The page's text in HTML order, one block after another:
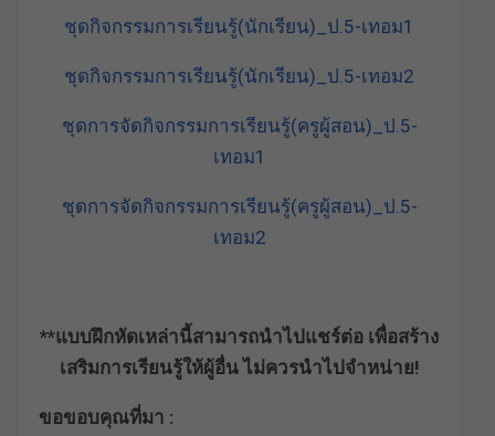
ชุดกิจกรรมการเรียนรู้(นักเรียน)_ป.5-เทอม1
ชุดกิจกรรมการเรียนรู้(นักเรียน)_ป.5-เทอม2
ชุดการจัดกิจกรรมการเรียนรู้(ครูผู้สอน)_ป.5-
เทอม1
ชุดการจัดกิจกรรมการเรียนรู้(ครูผู้สอน)_ป.5-
เทอม2
**แบบฝึกหัดเหล่านี้สามารถนำไปแชร์ต่อ เพื่อสร้าง
เสริมการเรียนรู้ให้ผู้อื่น ไม่ควรนำไปจำหน่าย!
ขอขอบคุณที่มา :